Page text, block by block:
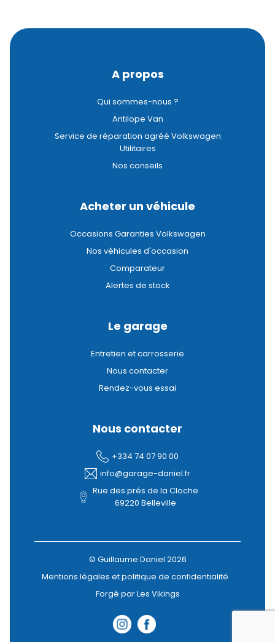
A propos
Qui sommes-nous ?
Antilope Van
Service de réparation agréé Volkswagen
Utilitaires
Nos conseils
Acheter un véhicule
Occasions Garanties Volkswagen
Nos véhicules d'occasion
Comparateur
Alertes de stock
Le garage
Entretien et carrosserie
Nous contacter
Rendez-vous essai
Nous contacter
+334 74 07 90 00
info@garage-daniel.fr
Rue des prés de la Cloche
69220 Belleville
© Guillaume Daniel 2026
Mentions légales et politique de confidentialité
Forgé par Les Vikings